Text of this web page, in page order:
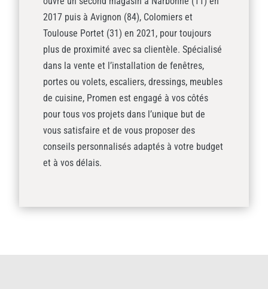
2017 puis à Avignon (84), Colomiers et
Toulouse Portet (31) en 2021, pour toujours
plus de proximité avec sa clientèle. Spécialisé
dans la vente et l’installation de fenêtres,
portes ou volets, escaliers, dressings, meubles
de cuisine, Promen est engagé à vos côtés
pour tous vos projets dans l’unique but de
vous satisfaire et de vous proposer des
conseils personnalisés adaptés à votre budget
et à vos délais.